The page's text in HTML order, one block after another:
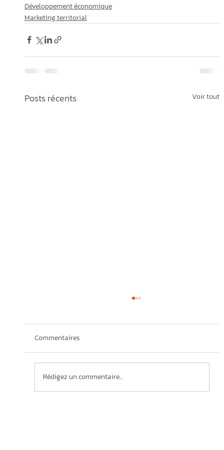
Développement économique
Marketing territorial
Posts récents Voir tout
Commentaires
Rédigez un commentaire...